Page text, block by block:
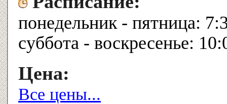
понедельник - пятница:
суббота - воскресенье:
Цена:
Все цены...